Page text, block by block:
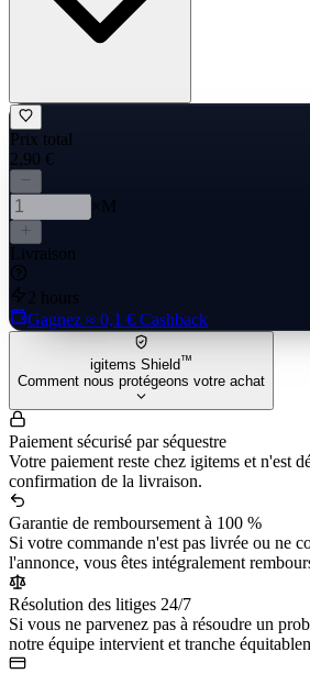
Prix total
2,90 €
×M
Livraison
2 hours
Gagnez ≈ 0,1 € Cashback
igitems Shield™
Comment nous protégeons votre achat
Paiement sécurisé par séquestre
Votre paiement reste chez igitems et n'est
confirmation de la livraison.
Garantie de remboursement à 100 %
Si votre commande n'est pas livrée ou ne
l'annonce, vous êtes intégralement
Résolution des litiges 24/7
Si vous ne parvenez pas à résoudre un
notre équipe intervient et tranche